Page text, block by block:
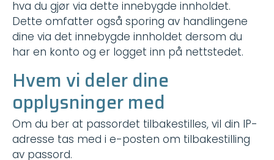
hva du gjør via dette innebygde innholdet.
Dette omfatter også sporing av handlingene
dine via det innebygde innholdet dersom du
har en konto og er logget inn på nettstedet.
Hvem vi deler dine
opplysninger med
Om du ber at passordet tilbakestilles, vil din IP-
adresse tas med i e-posten om tilbakestilling
av passord.